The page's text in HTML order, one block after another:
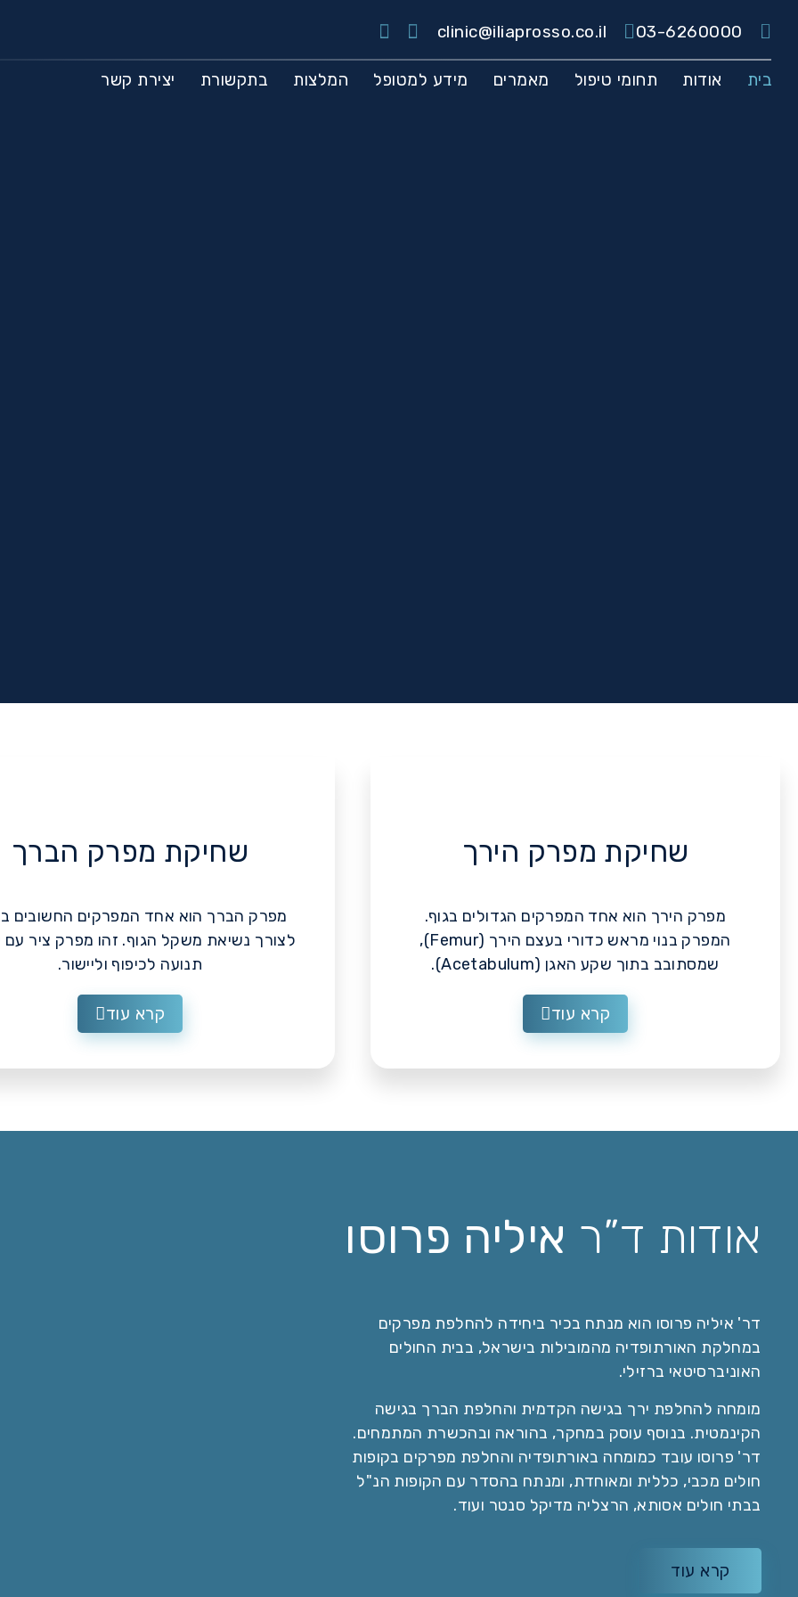
03-6260000
clinic@iliaprosso.co.il
בית אודות תחומי טיפול מאמרים מידע למטופל המלצות בתקשורת יצירת קשר
שחיקת מפרק הירך
מפרק הירך הוא אחד המפרקים הגדולים בגוף.
המפרק בנוי מראש כדורי בעצם הירך (Femur),
שמסתובב בתוך שקע האגן (Acetabulum).
קרא עוד
שחיקת מפרק הברך
מפרק הברך הוא אחד המפרקים החשובים
לצורך נשיאת משקל הגוף. זהו מפרק ציר עם
תנועה לכיפוף וליישור.
קרא עוד
אודות ד”ר איליה פרוסו
דר' איליה פרוסו הוא מנתח בכיר ביחידה להחלפת מפרקים
במחלקת האורתופדיה מהמובילות בישראל, בבית החולים
האוניברסיטאי ברזילי.
מומחה להחלפת ירך בגישה הקדמית והחלפת הברך בגישה
הקינמטית. בנוסף עוסק במחקר, בהוראה ובהכשרת המתמחים.
דר' פרוסו עובד כמומחה באורתופדיה והחלפת מפרקים בקופות
חולים מכבי, כללית ומאוחדת, ומנתח בהסדר עם הקופות הנ"ל
בבתי חולים אסותא, הרצליה מדיקל סנטר ועוד.
קרא עוד